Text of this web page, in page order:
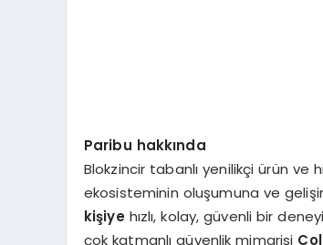
Paribu hakkında
Blokzincir tabanlı yenilikçi ürün ve
ekosisteminin oluşumuna ve
kişiyehızlı, kolay, güvenli bir
çok katmanlı güvenlik mimarisi